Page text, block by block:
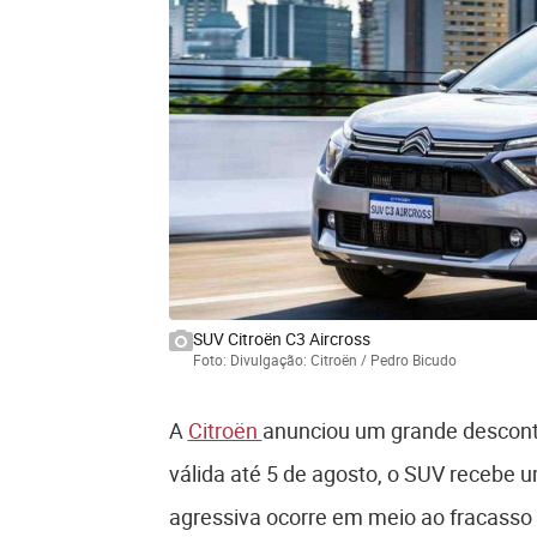
SUV Citroën C3 Aircross
Foto: Divulgação: Citroën / Pedro Bicudo
A Citroën anunciou um grande
válida até 5 de agosto, o SUV recebe
agressiva ocorre em meio ao